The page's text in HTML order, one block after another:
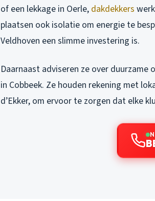
of een lekkage in Oerle, dakdekkers
plaatsen ook isolatie om energie te
Veldhoven een slimme investering is.
Daarnaast adviseren ze over
in Cobbeek. Ze houden rekening met
d’Ekker, om ervoor te zorgen dat elke